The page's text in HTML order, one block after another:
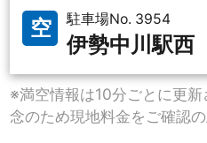
空 駐車場No. 3954
伊勢中川駅西
※満空情報は10分ごとに更新
念のため現地料金をご確認